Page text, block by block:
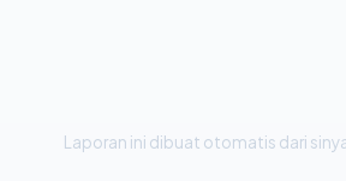
Laporan ini dibuat otomatis dari